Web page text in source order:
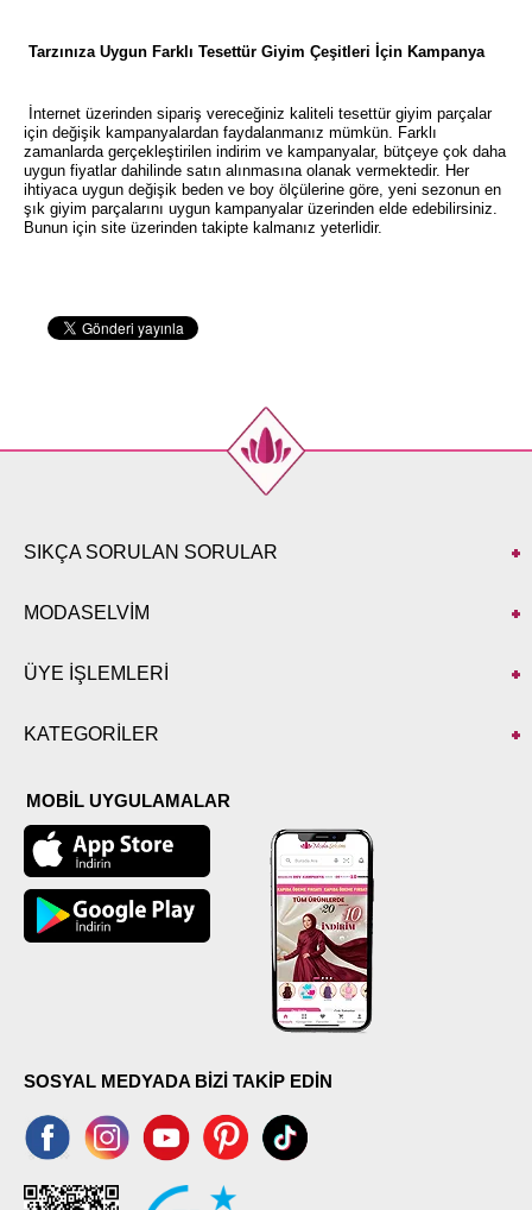
Tarzınıza Uygun Farklı Tesettür Giyim Çeşitleri İçin Kampanya
İnternet üzerinden sipariş vereceğiniz kaliteli tesettür giyim parçalar
için değişik kampanyalardan faydalanmanız mümkün. Farklı
zamanlarda gerçekleştirilen indirim ve kampanyalar, bütçeye çok daha
uygun fiyatlar dahilinde satın alınmasına olanak vermektedir. Her
ihtiyaca uygun değişik beden ve boy ölçülerine göre, yeni sezonun en
şık giyim parçalarını uygun kampanyalar üzerinden elde edebilirsiniz.
Bunun için site üzerinden takipte kalmanız yeterlidir.
SIKÇA SORULAN SORULAR
MODASELVİM
ÜYE İŞLEMLERİ
KATEGORİLER
MOBİL UYGULAMALAR
SOSYAL MEDYADA BİZİ TAKİP EDİN